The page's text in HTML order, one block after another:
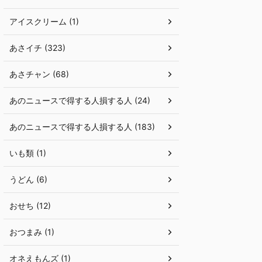
アイスクリーム (1)
あさイチ (323)
あさチャン (68)
あのニュースで得する人損する人 (24)
あのニュースで得する人損する人 (183)
いも類 (1)
うどん (6)
おせち (12)
おつまみ (1)
オネえもんズ (1)